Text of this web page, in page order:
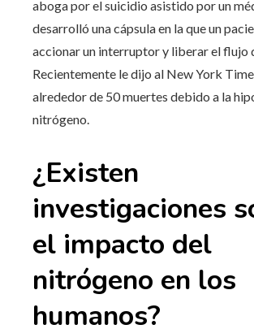
aboga por el suicidio asistido por un
desarrolló una cápsula en la que un
accionar un interruptor y liberar el flujo
Recientemente le dijo al New York
alrededor de 50 muertes debido a la
nitrógeno.
¿Existen
investigaciones
el impacto del
nitrógeno en los
humanos?